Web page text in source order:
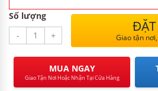
Số lượng
-
+ Giao tận
MUA NGAY
Giao Tận Nơi Hoặc Nhận Tại Cửa Hàng